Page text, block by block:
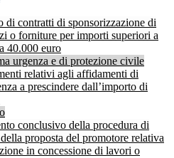
di contratti di sponsorizzazione di
o forniture per importi superiori a
40.000 euro
urgenza e di protezione civile
relativi agli affidamenti di
a prescindere dall’importo di
conclusivo della procedura di
proposta del promotore relativa
in concessione di lavori o